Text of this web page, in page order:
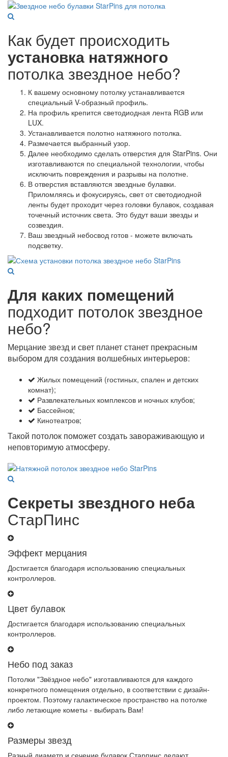
Как будет происходить
установка натяжного
потолка звездное небо?
К вашему основному потолку устанавливается
специальный V-образный профиль.
На профиль крепится светодиодная лента RGB или
LUX.
Устанавливается полотно натяжного потолка.
Размечается выбранный узор.
Далее необходимо сделать отверстия для StarPins. Они
изготавливаются по специальной технологии, чтобы
исключить повреждения и разрывы на полотне.
В отверстия вставляются звездные булавки.
Приломляясь и фокусируясь, свет от светодиодной
ленты будет проходит через головки булавок, создавая
точечный источник света. Это будут ваши звезды и
созвездия.
Ваш звездный небосвод готов - можете включать
подсветку.
Для каких помещений
подходит потолок звездное
небо?
Мерцание звезд и свет планет станет прекрасным
выбором для создания волшебных интерьеров:
Жилых помещений (гостиных, спален и детских
комнат);
Развлекательных комплексов и ночных клубов;
Бассейнов;
Кинотеатров;
Такой потолок поможет создать завораживающую и
неповторимую атмосферу.
Секреты звездного неба
СтарПинс
Эффект мерцания
Достигается благодаря использованию специальных
контроллеров.
Цвет булавок
Достигается благодаря использованию специальных
контроллеров.
Небо под заказ
Потолки "Звёздное небо" изготавливаются для каждого
конкретного помещения отдельно, в соответствии с дизайн-
проектом. Поэтому галактическое пространство на потолке
либо летающие кометы - выбирать Вам!
Размеры звезд